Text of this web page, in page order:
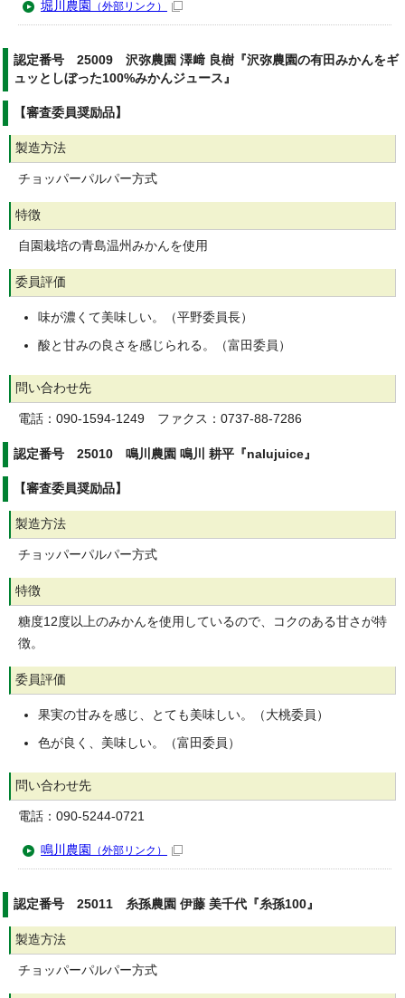
堀川農園 （外部リンク）
認定番号 25009 沢弥農園 澤﨑 良樹『沢弥農園の有田みかんをギ
ュッとしぼった100%みかんジュース』
【審査委員奨励品】
製造方法
チョッパーパルパー方式
特徴
自園栽培の青島温州みかんを使用
委員評価
味が濃くて美味しい。（平野委員長）
酸と甘みの良さを感じられる。（富田委員）
問い合わせ先
電話：090-1594-1249 ファクス：0737-88-7286
認定番号 25010 鳴川農園 鳴川 耕平『nalujuice』
【審査委員奨励品】
製造方法
チョッパーパルパー方式
特徴
糖度12度以上のみかんを使用しているので、コクのある甘さが特
徴。
委員評価
果実の甘みを感じ、とても美味しい。（大桃委員）
色が良く、美味しい。（富田委員）
問い合わせ先
電話：090-5244-0721
鳴川農園 （外部リンク）
認定番号 25011 糸孫農園 伊藤 美千代『糸孫100』
製造方法
チョッパーパルパー方式